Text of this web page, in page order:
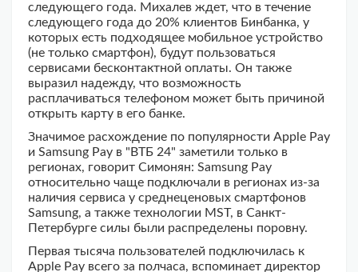
следующего года. Михалев ждет, что в течение
следующего года до 20% клиентов Бинбанка, у
которых есть подходящее мобильное устройство
(не только смартфон), будут пользоваться
сервисами бесконтактной оплаты. Он также
выразил надежду, что возможность
расплачиваться телефоном может быть причиной
открыть карту в его банке.
Значимое расхождение по популярности Apple Pay
и Samsung Pay в "ВТБ 24" заметили только в
регионах, говорит Симонян: Samsung Pay
относительно чаще подключали в регионах из-за
наличия сервиса у среднеценовых смартфонов
Samsung, а также технологии MST, в Санкт-
Петербурге силы были распределены поровну.
Первая тысяча пользователей подключилась к
Apple Pay всего за полчаса, вспоминает директор